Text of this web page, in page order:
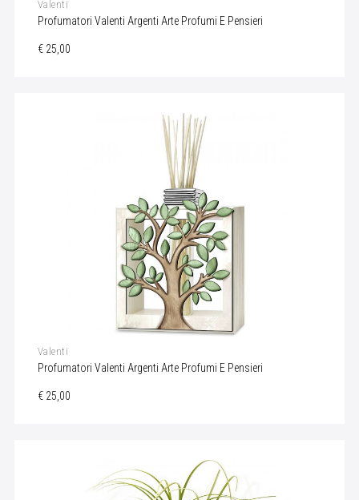
Valenti
Profumatori Valenti Argenti Arte Profumi E Pensieri
€ 25,00
Valenti
Profumatori Valenti Argenti Arte Profumi E Pensieri
€ 25,00